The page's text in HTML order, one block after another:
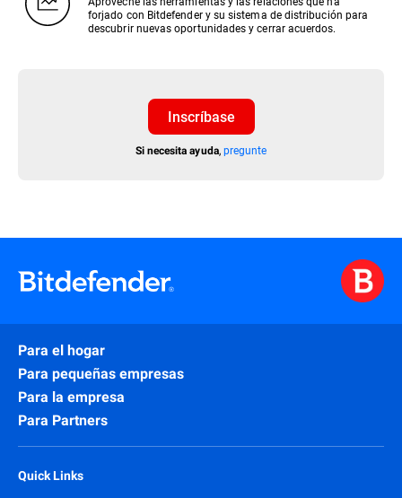
forjado con Bitdefender y su sistema de distribución para
descubrir nuevas oportunidades y cerrar acuerdos.
Inscríbase
Si necesita ayuda,pregunte
Para el hogar
Para pequeñas empresas
Para la empresa
Para Partners
Quick Links